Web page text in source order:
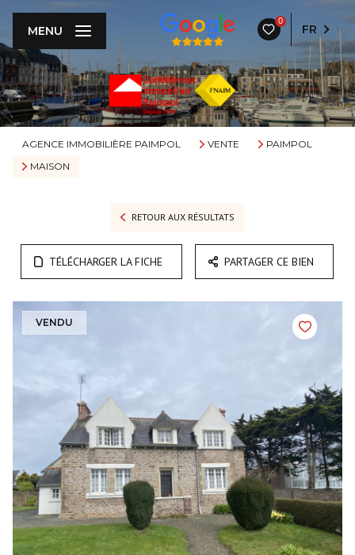
0
FR
MENU
AGENCE IMMOBILIÈRE PAIMPOL VENTE
PAIMPOL
MAISON
RETOUR AUX RÉSULTATS
TÉLÉCHARGER LA FICHE PARTAGER CE BIEN
VENDU